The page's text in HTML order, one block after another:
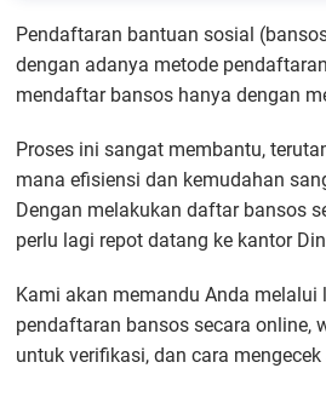
Pendaftaran bantuan sosial
dengan adanya metode
mendaftar bansos hanya dengan
Proses ini sangat membantu,
mana efisiensi dan kemudahan
Dengan melakukan daftar bansos
perlu lagi repot datang ke kantor
Kami akan memandu Anda melalui
pendaftaran bansos secara online,
untuk verifikasi, dan cara